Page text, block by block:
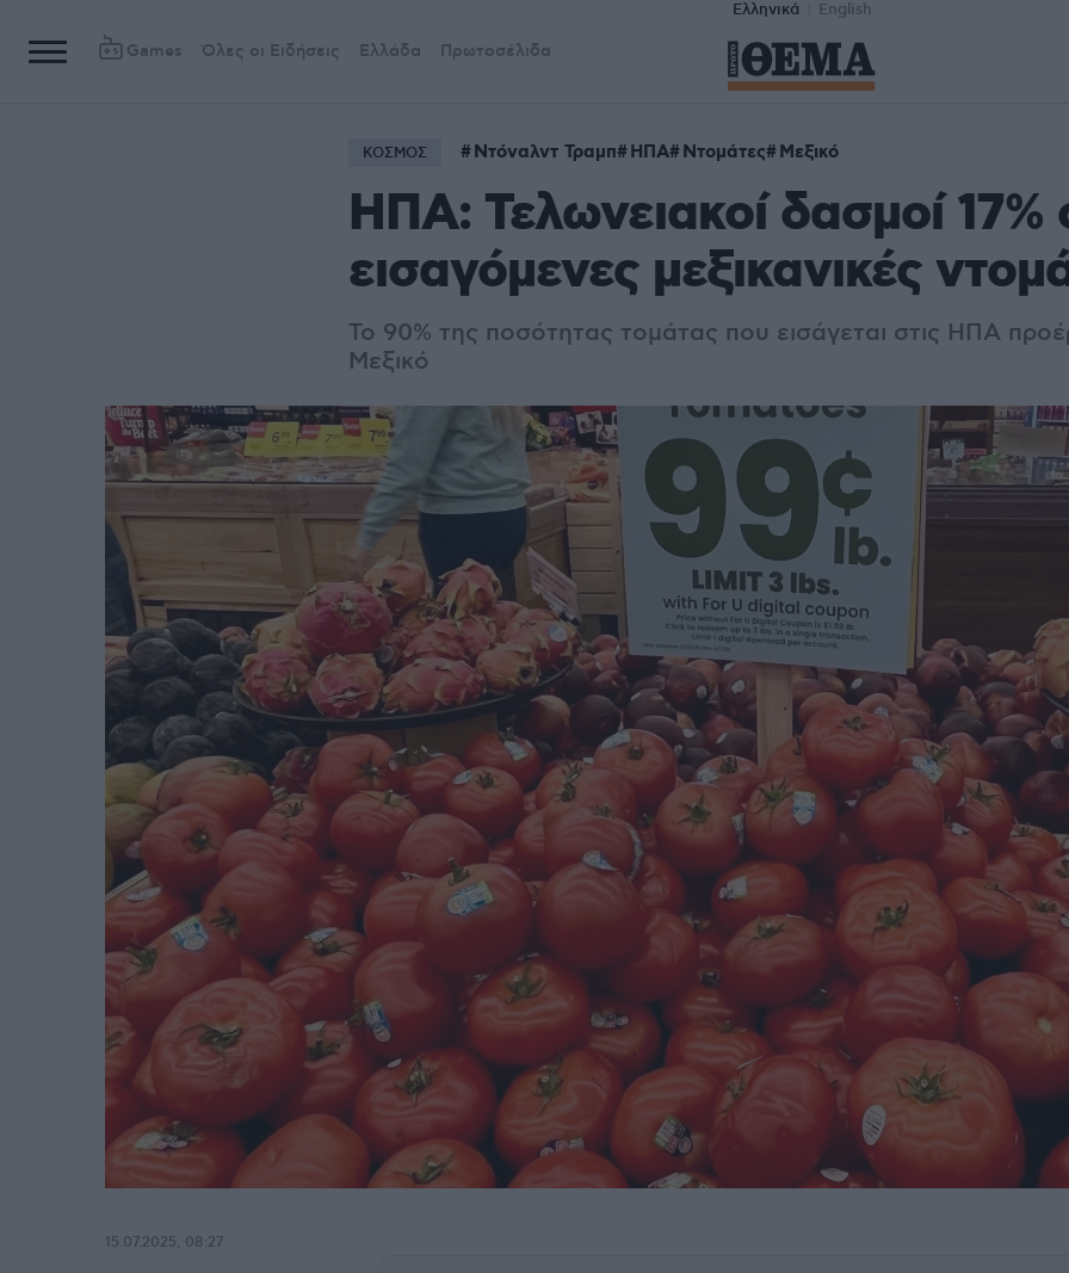
Ελληνικά English
Games Όλες οι Ειδήσεις Ελλάδα Πρωτοσέλιδα
ΚΟΣΜΟΣ Ντόναλντ Τραμπ ΗΠΑ Ντομάτες Μεξικό
ΗΠΑ: Τελωνειακοί δασμοί 17%
εισαγόμενες μεξικανικές
Το 90% της ποσότητας τομάτας που εισάγεται στις ΗΠΑ
Μεξικό
15.07.2025, 08:27